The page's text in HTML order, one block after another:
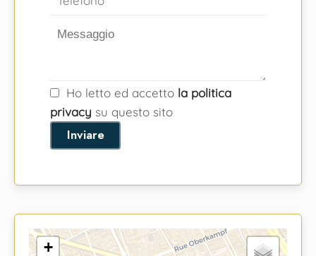
Ho letto ed accetto la politica
privacy su questo sito
Inviare
+